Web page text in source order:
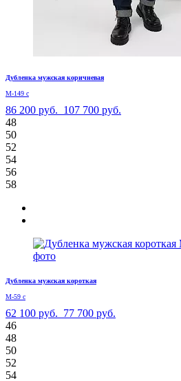
Дубленка мужская коричневая
М-149 с
86 200 руб. 107 700 руб.
48
50
52
54
56
58
Дубленка мужская короткая
М-59 с
62 100 руб. 77 700 руб.
46
48
50
52
54